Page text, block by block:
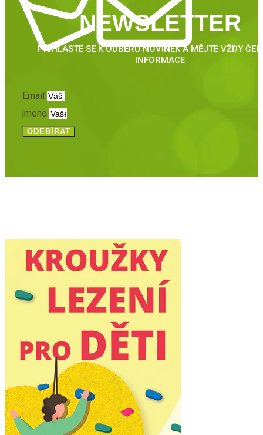
NEWSLETTER
PŘIHLASTE SE K ODBĚRU NOVINEK A MĚJTE VŽDY
INFORMACE
Email
jmeno
ODEBÍRAT